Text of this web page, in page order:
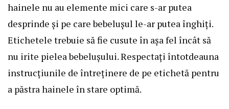
hainele nu au elemente mici care s-ar putea
desprinde și pe care bebelușul le-ar putea înghiți.
Etichetele trebuie să fie cusute în așa fel încât să
nu irite pielea bebelușului. Respectați întotdeauna
instrucțiunile de întreținere de pe etichetă pentru
a păstra hainele în stare optimă.